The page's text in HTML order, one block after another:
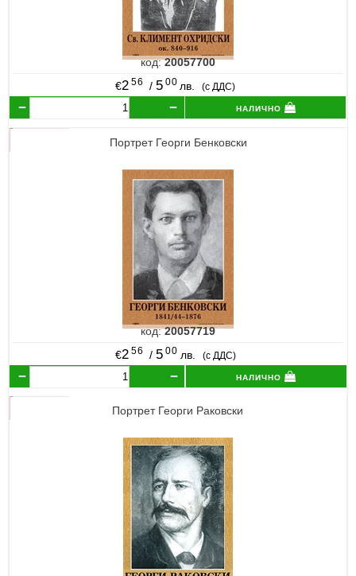
код:20057700
€2 56 / 5 00 лв. (с ДДС)
налично
Портрет Георги Бенковски
код:20057719
€2 56 / 5 00 лв. (с ДДС)
налично
Портрет Георги Раковски